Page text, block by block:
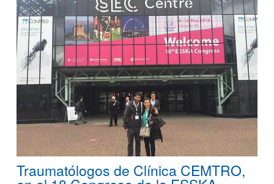
Traumatólogos de Clínica CEMTRO,